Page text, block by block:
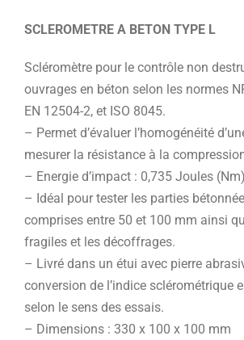
SCLEROMETRE A BETON TYPE L
Scléromètre pour le contrôle non
ouvrages en béton selon les normes
EN 12504-2, et ISO 8045.
– Permet d’évaluer l’homogénéité
mesurer la résistance à la
– Energie d’impact : 0,735 Joules (Nm)
– Idéal pour tester les parties
comprises entre 50 et 100 mm ainsi
fragiles et les décoffrages.
– Livré dans un étui avec pierre
conversion de l’indice sclérométrique
selon le sens des essais.
– Dimensions : 330 x 100 x 100 mm